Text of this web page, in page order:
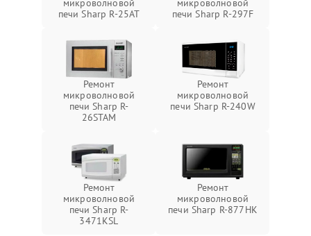
микроволновой
печи Sharp R-25AT
микроволновой
печи Sharp R-297F
Ремонт
микроволновой
печи Sharp R-
26STAM
Ремонт
микроволновой
печи Sharp R-240W
Ремонт
микроволновой
печи Sharp R-
3471KSL
Ремонт
микроволновой
печи Sharp R-877HK